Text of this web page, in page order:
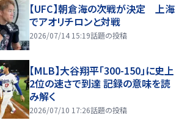
【UFC】朝倉海の次戦が決定 上海
でアオリチロンと対戦
2026/07/14 15:19話題の投稿
【MLB】大谷翔平「300-150」に史上
2位の速さで到達 記録の意味を読
み解く
2026/07/10 17:26話題の投稿